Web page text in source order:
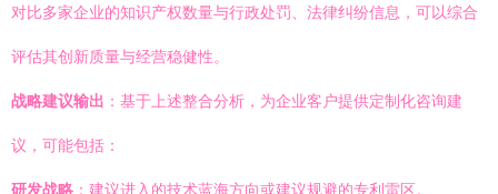
对比多家企业的知识产权数量与行政处罚、法律纠纷信息，可以综合
评估其创新质量与经营稳健性。
战略建议输出 ：基于上述整合分析，为企业客户提供定制化咨询建
议，可能包括：
研发战略 ：建议进入的技术蓝海方向或建议规避的专利雷区。